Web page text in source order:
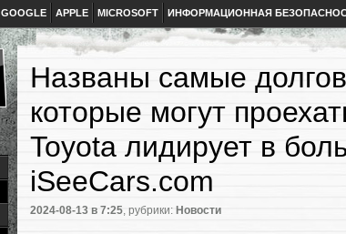
GOOGLE APPLE MICROSOFT ИНФОРМАЦИОННАЯ
Названы самые
которые могут
Toyota лидирует в
iSeeCars.com
2024-08-13 в 7:25, рубрики: Новости